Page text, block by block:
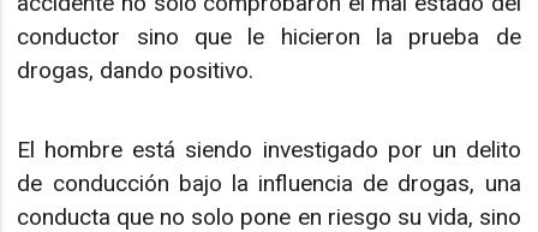
conductor sino que le hicieron la prueba de
drogas, dando positivo.
El hombre está siendo investigado por un delito
de conducción bajo la influencia de drogas, una
conducta que no solo pone en riesgo su vida, sino